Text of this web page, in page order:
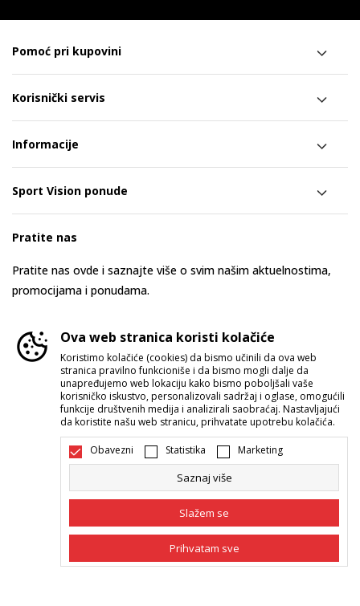
Pomoć pri kupovini
Korisnički servis
Informacije
Sport Vision ponude
Pratite nas
Pratite nas ovde i saznajte više o svim našim aktuelnostima,
promocijama i ponudama.
Srbija Promenite
Nastojimo da budemo što precizniji u opisu proizvoda, prikazu slika i
samih cena, ali ne možemo garantovati da su sve informacije kompletne i
Ova web stranica koristi kolačiće
Koristimo kolačiće (cookies) da bismo učinili da ova web
stranica pravilno funkcioniše i da bismo mogli dalje da
unapređujemo web lokaciju kako bismo poboljšali vaše
korisničko iskustvo, personalizovali sadržaj i oglase, omogućili
funkcije društvenih medija i analizirali saobraćaj. Nastavljajući
da koristite našu web stranicu, prihvatate upotrebu kolačića.
Obavezni Statistika Marketing
Saznaj više
Slažem se
Prihvatam sve